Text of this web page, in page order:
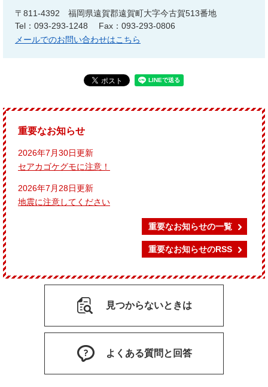
〒811-4392
福岡県遠賀郡遠賀町大字今古賀513番地
Tel：093-293-1248
Fax：093-293-0806
メールでのお問い合わせはこちら
重要なお知らせ
2026年7月30日更新
セアカゴケグモに注意！
2026年7月28日更新
地震に注意してください
重要なお知らせの一覧
重要なお知らせのRSS
見つからないときは
よくある質問と回答